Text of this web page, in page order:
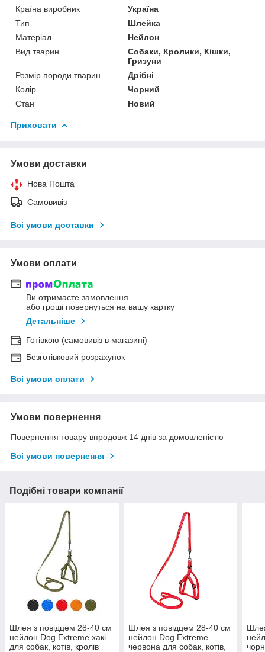
Країна виробник
Україна
Тип
Шлейка
Матеріал
Нейлон
Вид тварин
Собаки, Кролики, Кішки,
Гризуни
Розмір породи тварин
Дрібні
Колір
Чорний
Стан
Новий
Приховати
Умови доставки
Нова Пошта
Самовивіз
Всі умови доставки
Умови оплати
Ви отримаєте замовлення
або гроші повернуться на вашу картку
Детальніше
Готівкою (самовивіз в магазині)
Безготівковий розрахунок
Всі умови оплати
Умови повернення
Повернення товару впродовж 14 днів за домовленістю
Всі умови повернення
Подібні товари компанії
Шлея з повідцем 28-40 см
нейлон Dog Extremе хакі
для собак, котів, кролів
Шлея з повідцем 28-40 см
нейлон Dog Extremе
червона для собак, котів,